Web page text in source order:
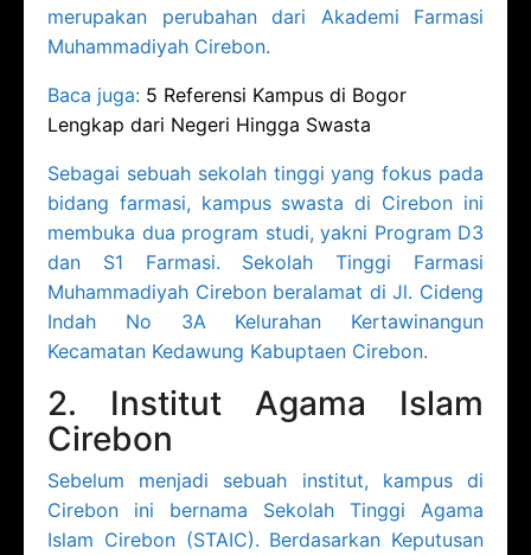
merupakan perubahan dari Akademi Farmasi
Muhammadiyah Cirebon.
Baca juga: 5 Referensi Kampus di Bogor
Lengkap dari Negeri Hingga Swasta
Sebagai sebuah sekolah tinggi yang fokus pada
bidang farmasi, kampus swasta di Cirebon ini
membuka dua program studi, yakni Program D3
dan S1 Farmasi. Sekolah Tinggi Farmasi
Muhammadiyah Cirebon beralamat di Jl. Cideng
Indah No 3A Kelurahan Kertawinangun
Kecamatan Kedawung Kabuptaen Cirebon.
2. Institut Agama Islam
Cirebon
Sebelum menjadi sebuah institut, kampus di
Cirebon ini bernama Sekolah Tinggi Agama
Islam Cirebon (STAIC). Berdasarkan Keputusan